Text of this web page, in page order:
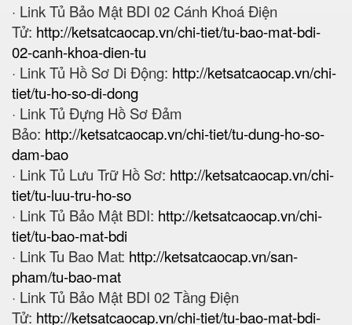
· Link Tủ Bảo Mật BDI 02 Cánh Khoá Điện
Tử: http://ketsatcaocap.vn/chi-tiet/tu-bao-mat-bdi-
02-canh-khoa-dien-tu
· Link Tủ Hồ Sơ Di Động: http://ketsatcaocap.vn/chi-
tiet/tu-ho-so-di-dong
· Link Tủ Đựng Hồ Sơ Đảm
Bảo: http://ketsatcaocap.vn/chi-tiet/tu-dung-ho-so-
dam-bao
· Link Tủ Lưu Trữ Hồ Sơ: http://ketsatcaocap.vn/chi-
tiet/tu-luu-tru-ho-so
· Link Tủ Bảo Mật BDI: http://ketsatcaocap.vn/chi-
tiet/tu-bao-mat-bdi
· Link Tu Bao Mat: http://ketsatcaocap.vn/san-
pham/tu-bao-mat
· Link Tủ Bảo Mật BDI 02 Tầng Điện
Tử: http://ketsatcaocap.vn/chi-tiet/tu-bao-mat-bdi-